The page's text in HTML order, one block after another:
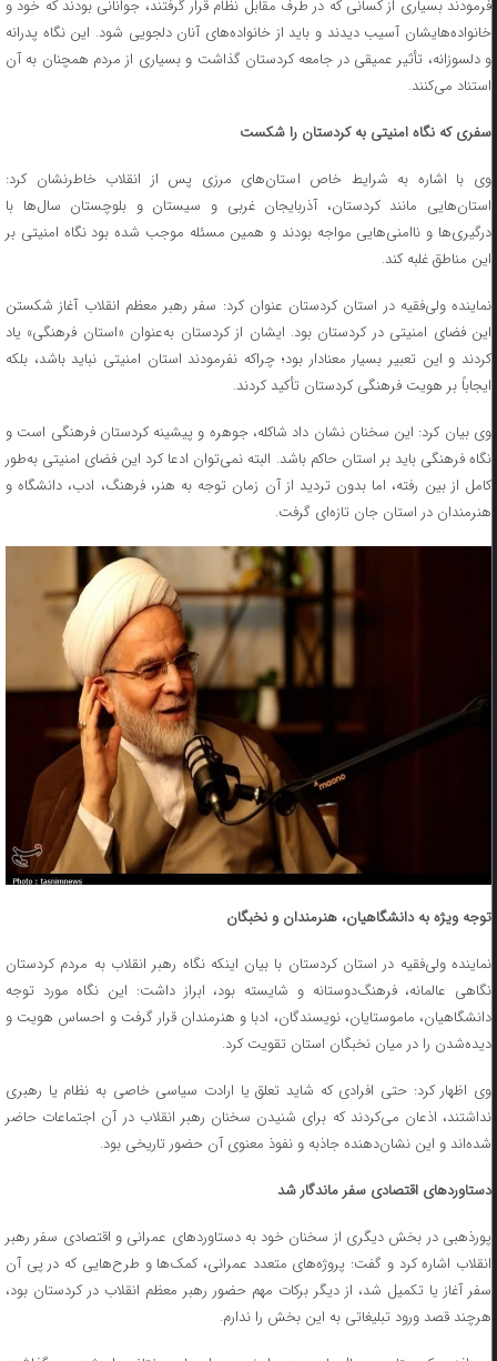
فرمودند بسیاری از کسانی که در طرف مقابل نظام قرار گرفتند، جوانانی بودند که خود و
خانواده‌هایشان آسیب دیدند و باید از خانواده‌های آنان دلجویی شود. این نگاه پدرانه
و دلسوزانه، تأثیر عمیقی در جامعه کردستان گذاشت و بسیاری از مردم همچنان به آن
استناد می‌کنند.
سفری که نگاه امنیتی به کردستان را شکست
وی با اشاره به شرایط خاص استان‌های مرزی پس از انقلاب خاطرنشان کرد:
استان‌هایی مانند کردستان، آذربایجان غربی و سیستان و بلوچستان سال‌ها با
درگیری‌ها و ناامنی‌هایی مواجه بودند و همین مسئله موجب شده بود نگاه امنیتی بر
این مناطق غلبه کند.
نماینده ولی‌فقیه در استان کردستان عنوان کرد: سفر رهبر معظم انقلاب آغاز شکستن
این فضای امنیتی در کردستان بود. ایشان از کردستان به‌عنوان «استان فرهنگی» یاد
کردند و این تعبیر بسیار معنادار بود؛ چراکه نفرمودند استان امنیتی نباید باشد، بلکه
ایجاباً بر هویت فرهنگی کردستان تأکید کردند.
وی بیان کرد: این سخنان نشان داد شاکله، جوهره و پیشینه کردستان فرهنگی است و
نگاه فرهنگی باید بر استان حاکم باشد. البته نمی‌توان ادعا کرد این فضای امنیتی به‌طور
کامل از بین رفته، اما بدون تردید از آن زمان توجه به هنر، فرهنگ، ادب، دانشگاه و
هنرمندان در استان جان تازه‌ای گرفت.
توجه ویژه به دانشگاهیان، هنرمندان و نخبگان
نماینده ولی‌فقیه در استان کردستان با بیان اینکه نگاه رهبر انقلاب به مردم کردستان
نگاهی عالمانه، فرهنگ‌دوستانه و شایسته بود، ابراز داشت: این نگاه مورد توجه
دانشگاهیان، ماموستایان، نویسندگان، ادبا و هنرمندان قرار گرفت و احساس هویت و
دیده‌شدن را در میان نخبگان استان تقویت کرد.
وی اظهار کرد: حتی افرادی که شاید تعلق یا ارادت سیاسی خاصی به نظام یا رهبری
نداشتند، اذعان می‌کردند که برای شنیدن سخنان رهبر انقلاب در آن اجتماعات حاضر
شده‌اند و این نشان‌دهنده جاذبه و نفوذ معنوی آن حضور تاریخی بود.
دستاوردهای اقتصادی سفر ماندگار شد
پورذهبی در بخش دیگری از سخنان خود به دستاوردهای عمرانی و اقتصادی سفر رهبر
انقلاب اشاره کرد و گفت: پروژه‌های متعدد عمرانی، کمک‌ها و طرح‌هایی که در پی آن
سفر آغاز یا تکمیل شد، از دیگر برکات مهم حضور رهبر معظم انقلاب در کردستان بود،
هرچند قصد ورود تبلیغاتی به این بخش را ندارم.